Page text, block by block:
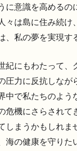
に意識を高めるの
々は島に住み続け
、私の夢を実現す
紀にもわたって、
圧力に反抗しなが
中で私たちのよう
危機にさらされて
しまうかもしれ
海の健康を守りた